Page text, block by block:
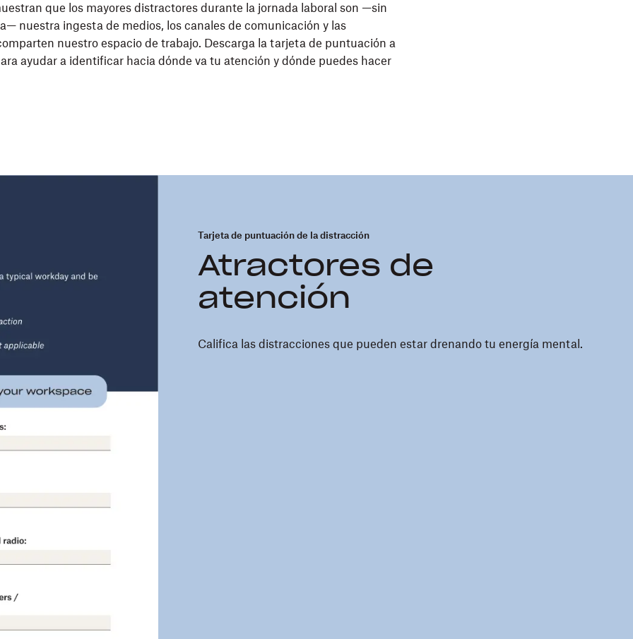
que los mayores distractores durante la jornada laboral son —sin
nuestra ingesta de medios, los canales de comunicación y las
nuestro espacio de trabajo. Descarga la tarjeta de puntuación a
ayudar a identificar hacia dónde va tu atención y dónde puedes hacer
Tarjeta de puntuación de la distracción
Atractores de
atención
Califica las distracciones que pueden estar drenando tu energía mental.